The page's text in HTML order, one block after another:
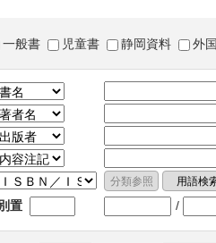
一般書 児童書 静岡資料 外
置 /